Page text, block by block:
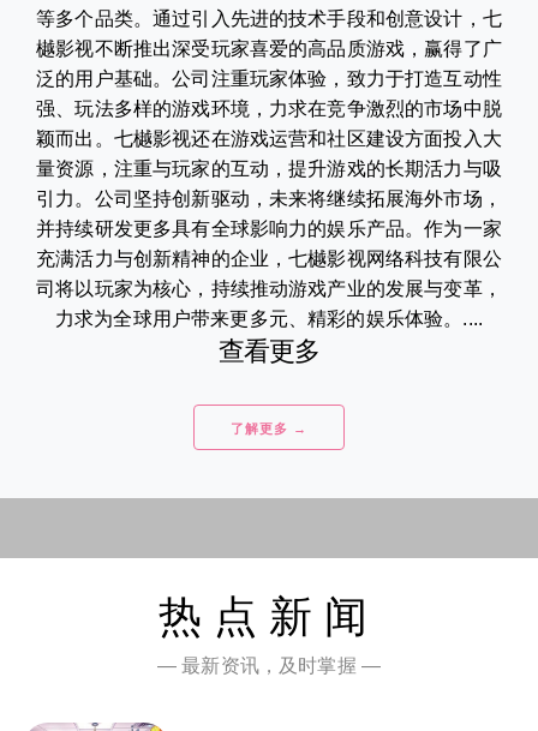
等多个品类。通过引入先进的技术手段和创意设计，七
樾影视不断推出深受玩家喜爱的高品质游戏，赢得了广
泛的用户基础。公司注重玩家体验，致力于打造互动性
强、玩法多样的游戏环境，力求在竞争激烈的市场中脱
颖而出。七樾影视还在游戏运营和社区建设方面投入大
量资源，注重与玩家的互动，提升游戏的长期活力与吸
引力。公司坚持创新驱动，未来将继续拓展海外市场，
并持续研发更多具有全球影响力的娱乐产品。作为一家
充满活力与创新精神的企业，七樾影视网络科技有限公
司将以玩家为核心，持续推动游戏产业的发展与变革，
力求为全球用户带来更多元、精彩的娱乐体验。....
查看更多
了解更多 →
热点新闻
— 最新资讯，及时掌握 —